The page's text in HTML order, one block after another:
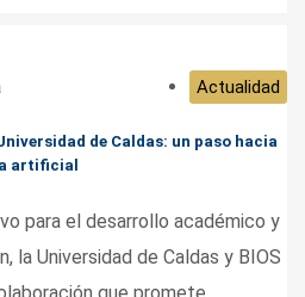
Actualidad
de Caldas: un paso hacia
artificial
para el desarrollo académico y
la Universidad de Caldas y BIOS